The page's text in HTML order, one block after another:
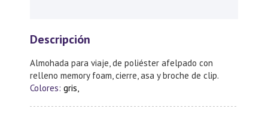
Descripción
Almohada para viaje, de poliéster afelpado con
relleno memory foam, cierre, asa y broche de clip.
Colores: gris,